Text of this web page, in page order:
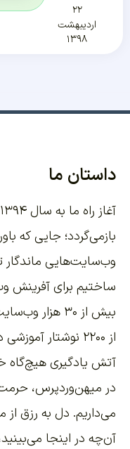
۲۲
اردیبهشت
۱۳۹۸
داستان ما
بازمی‌گردد؛ جایی که
وب‌سایت‌هایی ماندگار
ساختیم برای آفرینش
بیش از ۳۰
از ۲۲۰۰
نوشتار آموزشی
آتش یادگیری هیچ‌گاه
در میهن‌وردپرس،
می‌داریم. دل به رزق
آن‌چه در اینجا